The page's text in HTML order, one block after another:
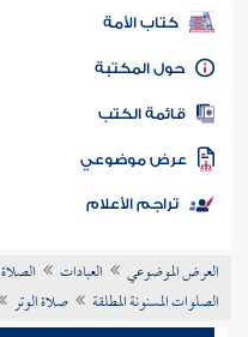
كتب PDF
كتاب الأمة
المكتبة
الكتب
موضوعي
تراجم الأعلام
العرض الموضوعي العبادات الصلاة
الصلوات المسنونة المطلقة
صلاة الوتر